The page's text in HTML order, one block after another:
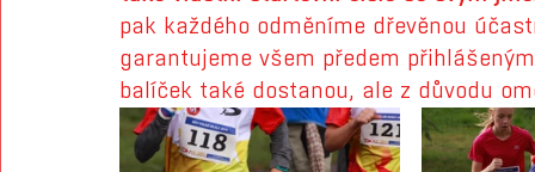
pak každého odměníme dřevěnou
garantujeme všem předem
balíček také dostanou, ale z důvodu